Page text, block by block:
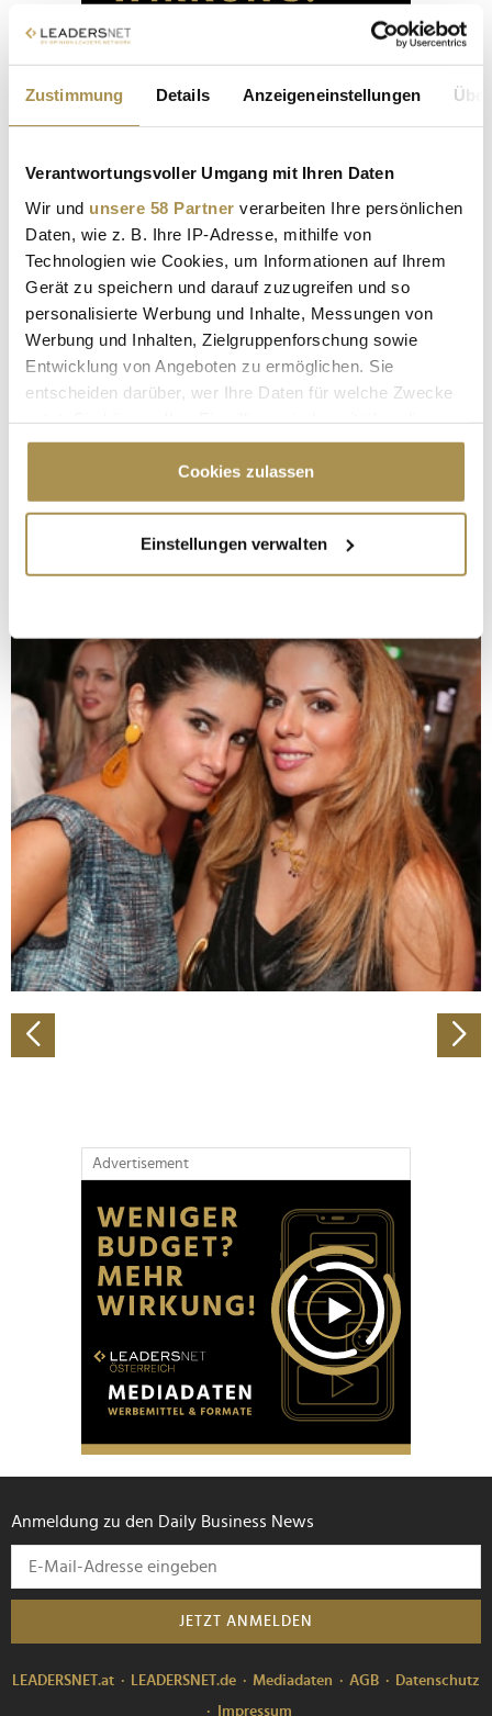
Zustimmung Details Anzeigeneinstellungen
Verantwortungsvoller Umgang mit Ihren Daten
Wir und unsere 58 Partner verarbeiten Ihre persönlichen
Daten, wie z. B. Ihre IP-Adresse, mithilfe von
Technologien wie Cookies, um Informationen auf Ihrem
Gerät zu speichern und darauf zuzugreifen und so
personalisierte Werbung und Inhalte, Messungen von
Werbung und Inhalten, Zielgruppenforschung sowie
Entwicklung von Angeboten zu ermöglichen. Sie
entscheiden darüber, wer Ihre Daten für welche Zwecke
Cookie-Erklärung oder durch Klicken auf das Privacy
Trigger Symbol ändern oder widerrufen
Informationen über Ihre geografische Lage
erfassen, welche bis auf einige Meter genau sein
bestimmten Merkmalen (Fingerprinting) identifizieren
Erfahren Sie mehr darüber, wie Ihre persönlichen Daten
verarbeitet werden, und legen Sie Ihre Präferenzen im
Abschnitt Einzelheitenfest.
Wir verwenden Cookies, um Inhalte und Anzeigen zu
personalisieren, Funktionen für soziale Medien anbieten
zu können und die Zugriffe auf unsere Website zu
analysieren. Außerdem geben wir Informationen zu Ihrer
Verwendung unserer Website an unsere Partner für
soziale Medien, Werbung und Analysen weiter. Unsere
Partner führen diese Informationen möglicherweise mit
weiteren Daten zusammen, die Sie ihnen bereitgestellt
gesammelt haben.
Cookies zulassen
Einstellungen verwalten
Advertisement
Anmeldung zu den Daily Business News
JETZT ANMELDEN
LEADERSNET.at LEADERSNET.de Mediadaten AGB
Datenschutz
Impressum